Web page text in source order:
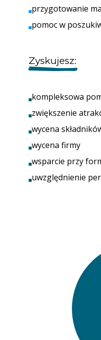
przygotowanie
pomoc w
Zyskujesz:
kompleksowa
zwiększenie
wycena
wycena firmy
wsparcie przy
uwzględnienie